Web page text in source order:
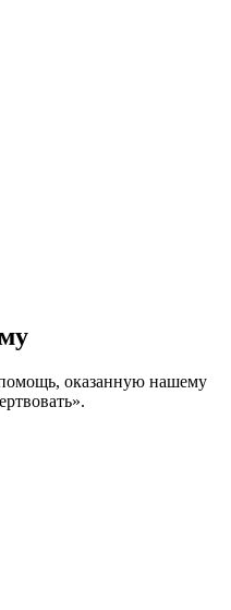
оказанную нашему